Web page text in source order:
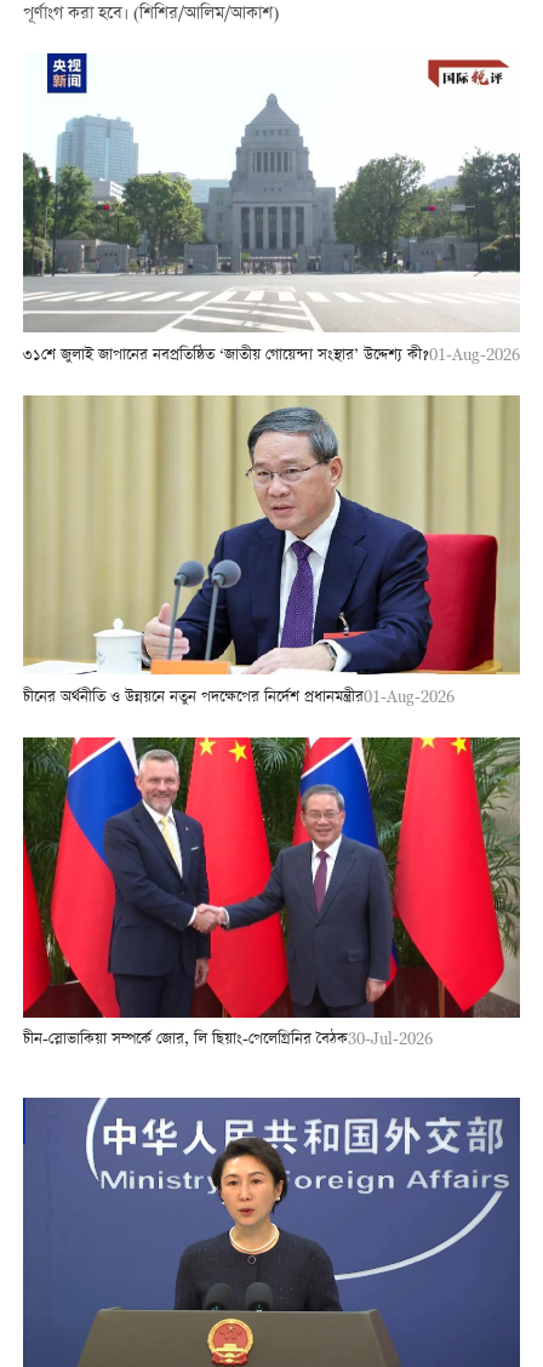
পূর্ণাংগ করা হবে। (শিশির/আলিম/আকাশ)
৩১শে জুলাই জাপানের নবপ্রতিষ্ঠিত ‘জাতীয় গোয়েন্দা সংস্থার’ উদ্দেশ্য কী?01-Aug-2026
চীনের অর্থনীতি ও উন্নয়নে নতুন পদক্ষেপের নির্দেশ প্রধানমন্ত্রীর01-Aug-2026
চীন-স্লোভাকিয়া সম্পর্কে জোর, লি ছিয়াং-পেলেগ্রিনির বৈঠক30-Jul-2026